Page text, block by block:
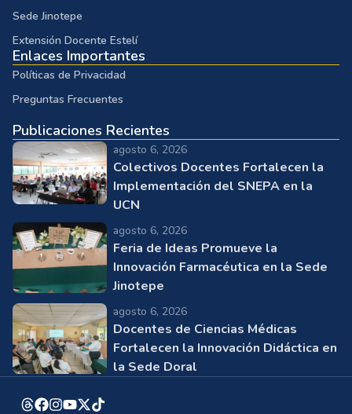
Sede Jinotepe
Extensión Docente Estelí
Enlaces Importantes
Políticas de Privacidad
Preguntas Frecuentes
Publicaciones Recientes
agosto 6, 2026
Colectivos Docentes Fortalecen la
Implementación del SNEPA en la
UCN
agosto 6, 2026
Feria de Ideas Promueve la
Innovación Farmacéutica en la Sede
Jinotepe
agosto 6, 2026
Docentes de Ciencias Médicas
Fortalecen la Innovación Didáctica en
la Sede Doral